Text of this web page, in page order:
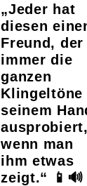
„Jeder hat
diesen
Freund, der
immer die
ganzen
Klingeltöne
seinem
ausprobiert,
wenn man
ihm etwas
zeigt.“ 📱🔊